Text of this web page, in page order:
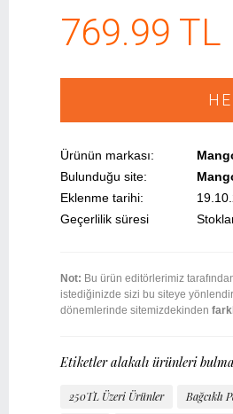
769.99 TL
Ürünün markası:
Bulunduğu site:
Eklenme tarihi:
Geçerlilik süresi
Not: Bu ürün editörlerimiz
istediğinizde sizi bu siteye
dönemlerinde sitemizdekinden
Etiketler alakalı ürünleri
250TL Üzeri Ürünler
Bağcıklı